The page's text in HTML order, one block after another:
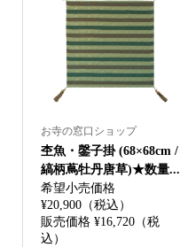
お寺の窓口ショップ
杢魚・鏧子掛 (68×68cm /
縞柄蔦牡丹唐草)★数量...
希望小売価格
¥20,900（税込）
販売価格 ¥16,720（税
込）